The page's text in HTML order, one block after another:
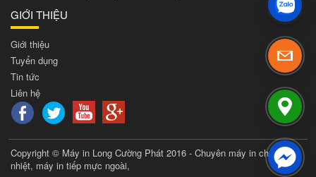
GIỚI THIỆU
Giới thiệu
Tuyển dụng
Tin tức
Liên hệ
Copyright © Máy in Long Cường Phát 2016 - Chuyên máy in chuyển
nhiệt, máy in tiếp mực ngoài,